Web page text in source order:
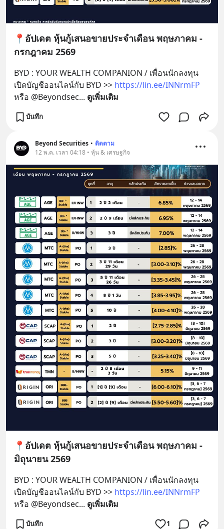
📍อัปเดต หุ้นกู้เสนอขายประจำเดือน พฤษภาคม -
กรกฎาคม 2569
BYD : YOUR WEALTH COMPANION / เพื่อนนักลงทุน
เปิดบัญชีออนไลน์กับ BYD >> https://lin.ee/INNrmFP
หรือ @Beyondsec... ดูเพิ่มเติม
บันทึก
Beyond Securities • ติดตาม
12 พ.ค. เวลา 04:18 • หุ้น & เศรษฐกิจ
📍อัปเดต หุ้นกู้เสนอขายประจำเดือน พฤษภาคม -
มิถุนายน 2569
BYD : YOUR WEALTH COMPANION / เพื่อนนักลงทุน
เปิดบัญชีออนไลน์กับ BYD >> https://lin.ee/INNrmFP
หรือ @Beyondsec... ดูเพิ่มเติม
บันทึก 1